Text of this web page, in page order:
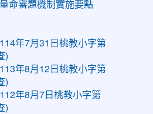
命審題機制實施要點
年7月31日桃教小字第
)
年8月12日桃教小字第
)
年8月7日桃教小字第
)